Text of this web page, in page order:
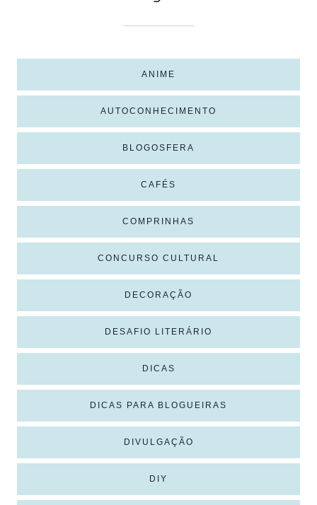
ANIME
AUTOCONHECIMENTO
BLOGOSFERA
CAFÉS
COMPRINHAS
CONCURSO CULTURAL
DECORAÇÃO
DESAFIO LITERÁRIO
DICAS
DICAS PARA BLOGUEIRAS
DIVULGAÇÃO
DIY